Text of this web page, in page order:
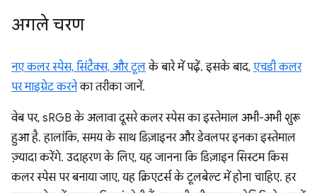
अगले चरण
नए कलर स्पेस, सिंटैक्स, और टूलके बारे में पढ़ें. इसके बाद, एचडी कलर
पर माइग्रेट करनेका तरीका जानें.
वेब पर, sRGB के अलावा दूसरे कलर स्पेस का इस्तेमाल अभी-अभी शुरू
हुआ है. हालांकि, समय के साथ डिज़ाइनर और डेवलपर इनका इस्तेमाल
ज़्यादा करेंगे. उदाहरण के लिए, यह जानना कि डिज़ाइन सिस्टम किस
कलर स्पेस पर बनाया जाए, यह क्रिएटर्स के टूलबेल्ट में होना चाहिए. हर